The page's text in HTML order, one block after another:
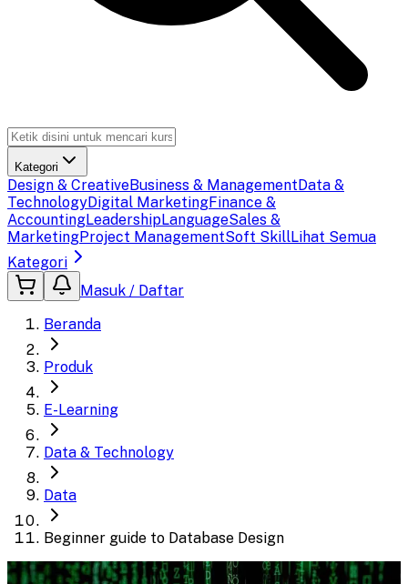
Kategori
Design & CreativeBusiness & ManagementData &
TechnologyDigital MarketingFinance &
AccountingLeadershipLanguageSales &
MarketingProject ManagementSoft SkillLihat Semua
Kategori
Masuk / Daftar
Beranda
Produk
E-Learning
Data & Technology
Data
Beginner guide to Database Design